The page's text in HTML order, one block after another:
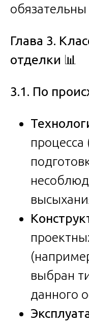
Глава 3.
отделки 📊
3.1. По
процесса
выбран
данного